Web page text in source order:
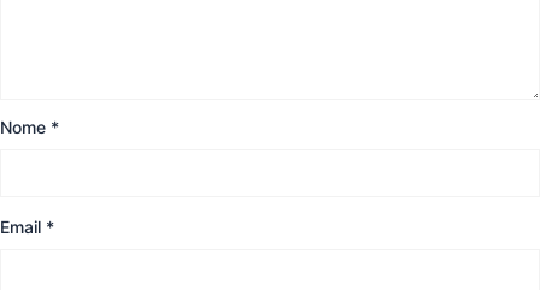
Nome *
Email *